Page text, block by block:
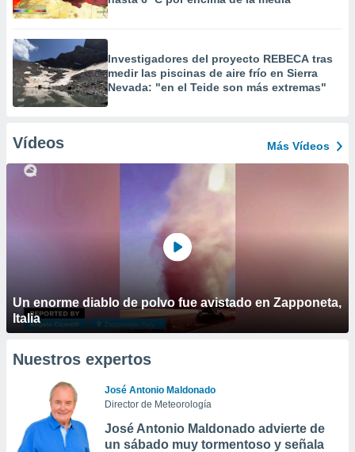
Investigadores del proyecto REBECA tras
medir las piscinas de aire frío en Sierra
Nevada: "en el Teide son más extremas"
Vídeos Más Vídeos
Un enorme diablo de polvo fue avistado en Zapponeta,
Italia
Nuestros expertos
José Antonio Maldonado
Director de Meteorología
José Antonio Maldonado advierte de
un sábado muy tormentoso y señala